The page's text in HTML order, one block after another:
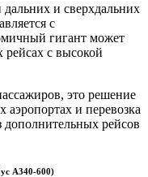
и сверхдальних
с
гигант может
рейсах с высокой
это решение
аэропортах и перевозка
дополнительных рейсов
А340-600)